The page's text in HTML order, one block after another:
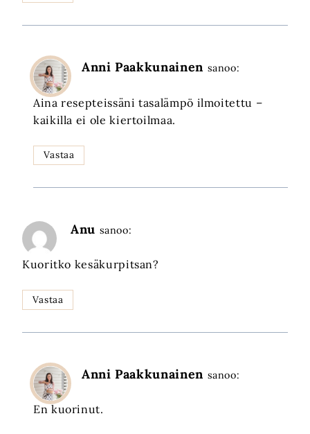
Anni Paakkunainen sanoo:
Aina resepteissäni tasalämpö ilmoitettu –
kaikilla ei ole kiertoilmaa.
Vastaa
Anu sanoo:
Kuoritko kesäkurpitsan?
Vastaa
Anni Paakkunainen sanoo:
En kuorinut.